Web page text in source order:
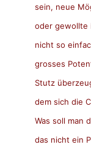
sein, neue
oder gewollte
nicht so
grosses
Stutz
dem sich die
Was soll man
das nicht ein